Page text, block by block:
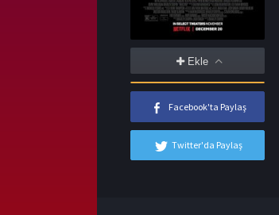
Ekle
Facebook'ta Paylaş
Twitter'da Paylaş